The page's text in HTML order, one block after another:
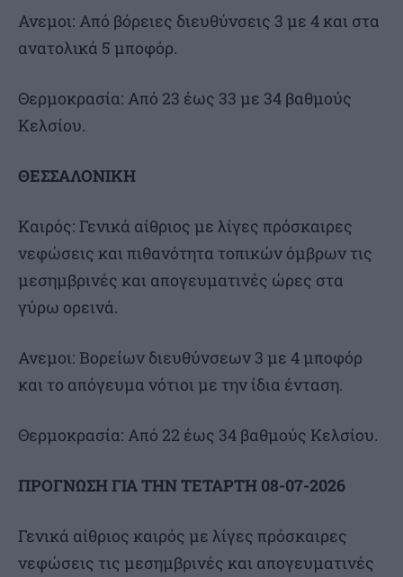
Ανεμοι: Από βόρειες διευθύνσεις 3 με 4 και στα
ανατολικά 5 μποφόρ.
Θερμοκρασία: Από 23 έως 33 με 34 βαθμούς
Κελσίου.
ΘΕΣΣΑΛΟΝΙΚΗ
Καιρός: Γενικά αίθριος με λίγες πρόσκαιρες
νεφώσεις και πιθανότητα τοπικών όμβρων τις
μεσημβρινές και απογευματινές ώρες στα
γύρω ορεινά.
Ανεμοι: Βορείων διευθύνσεων 3 με 4 μποφόρ
και το απόγευμα νότιοι με την ίδια ένταση.
Θερμοκρασία: Από 22 έως 34 βαθμούς Κελσίου.
ΠΡΟΓΝΩΣΗ ΓΙΑ ΤΗΝ ΤΕΤΑΡΤΗ 08-07-2026
Γενικά αίθριος καιρός με λίγες πρόσκαιρες
νεφώσεις τις μεσημβρινές και απογευματινές